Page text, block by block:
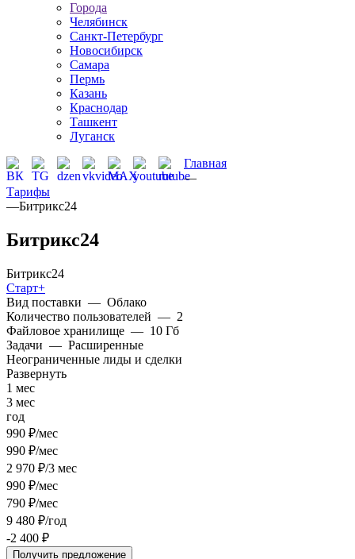
Города
Челябинск
Санкт-Петербург
Новосибирск
Самара
Пермь
Казань
Краснодар
Ташкент
Луганск
Главная
—
Тарифы
—Битрикс24
Битрикс24
Битрикс24
Старт+
Вид поставки — Облако
Количество пользователей — 2
Файловое хранилище — 10 Гб
Задачи — Расширенные
Неограниченные лиды и сделки
Развернуть
1 мес
3 мес
год
990 ₽/мес
990 ₽/мес
2 970 ₽/3 мес
990 ₽/мес
790 ₽/мес
9 480 ₽/год
-2 400 ₽
Получить предложение